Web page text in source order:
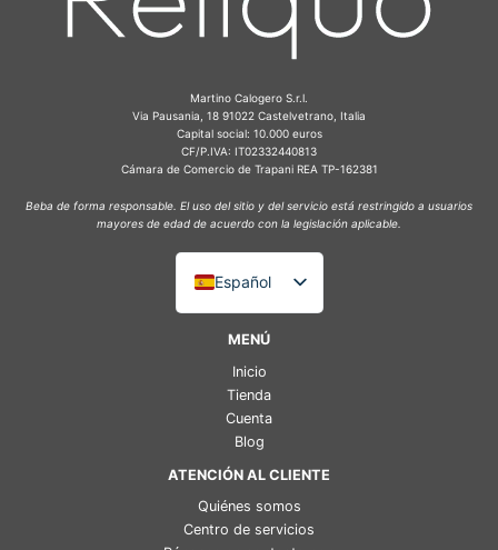
Martino Calogero S.r.l.
Via Pausania, 18 91022 Castelvetrano, Italia
Capital social: 10.000 euros
CF/P.IVA: IT02332440813
Cámara de Comercio de Trapani REA TP-162381
Beba de forma responsable. El uso del sitio y del servicio está restringido a usuarios
mayores de edad de acuerdo con la legislación aplicable.
Español
Italiano
Deutsch
Français
MENÚ
Inicio
Tienda
Cuenta
Blog
ATENCIÓN AL CLIENTE
Quiénes somos
Centro de servicios